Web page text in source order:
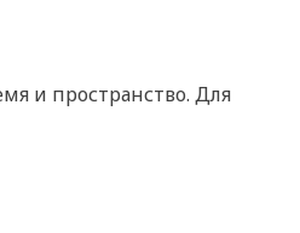
и пространство. Для